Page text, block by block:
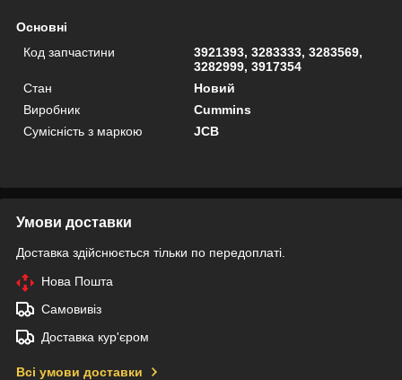
Основні
Код запчастини
3921393, 3283333, 3283569,
3282999, 3917354
Стан
Новий
Виробник
Cummins
Сумісність з маркою
JCB
Умови доставки
Доставка здійснюється тільки по передоплаті.
Нова Пошта
Самовивіз
Доставка кур'єром
Всі умови доставки